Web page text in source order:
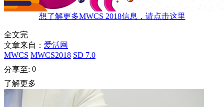
想了解更多MWCS 2018信息，请点击这里
全文完
文章来自： 爱活网
MWCS MWCS2018 SD 7.0
分享至: 0
了解更多